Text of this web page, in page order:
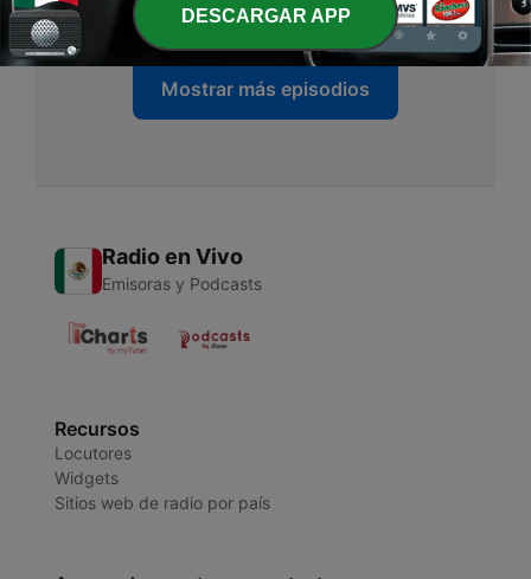
15 nov. 2020
Mostrar más episodios
Radio en Vivo
Emisoras y Podcasts
Recursos
Locutores
Widgets
Sitios web de radio por país
DESCARGAR APP